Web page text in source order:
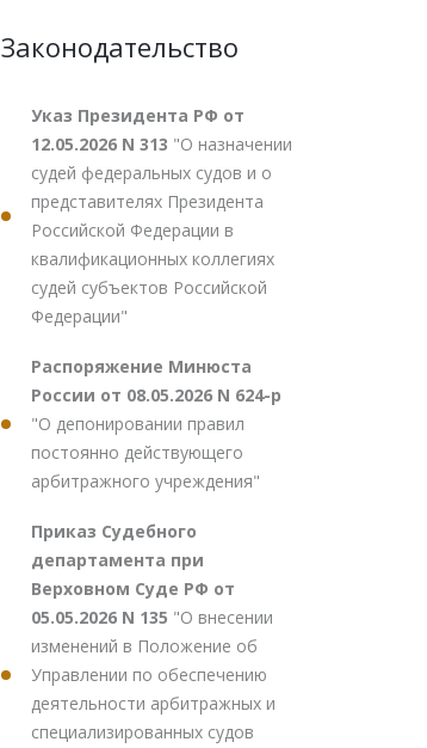
Законодательство
Указ Президента РФ от
12.05.2026 N 313 "О назначении
судей федеральных судов и о
представителях Президента
Российской Федерации в
квалификационных коллегиях
судей субъектов Российской
Федерации"
Распоряжение Минюста
России от 08.05.2026 N 624-р
"О депонировании правил
постоянно действующего
арбитражного учреждения"
Приказ Судебного
департамента при
Верховном Суде РФ от
05.05.2026 N 135 "О внесении
изменений в Положение об
Управлении по обеспечению
деятельности арбитражных и
специализированных судов